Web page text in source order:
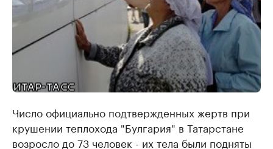
Число официально подтвержденных жертв при
крушении теплохода "Булгария" в Татарстане
возросло до 73 человек - их тела были подняты